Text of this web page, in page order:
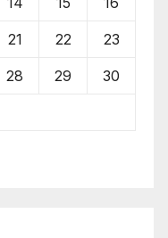
21 22 23
28 29 30